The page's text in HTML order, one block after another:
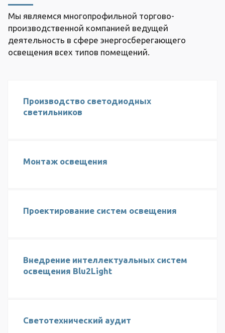
Мы являемся многопрофильной торгово-
производственной компанией ведущей
деятельность в сфере энергосберегающего
освещения всех типов помещений.
Производство светодиодных
светильников
Монтаж освещения
Проектирование систем освещения
Внедрение интеллектуальных систем
освещения Blu2Light
Светотехнический аудит